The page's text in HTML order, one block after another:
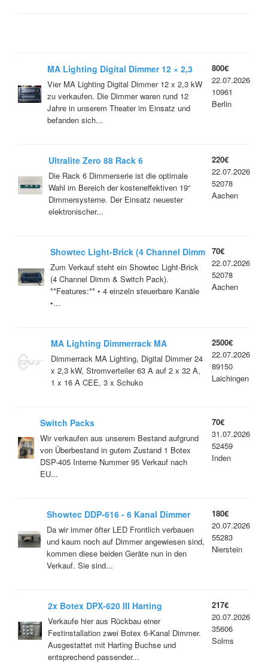
MA Lighting Digital Dimmer 12 × 2,3
kW
Vier MA Lighting Digital Dimmer 12 x 2,3 kW
zu verkaufen. Die Dimmer waren rund 12
Jahre in unserem Theater im Einsatz und
befanden sich...
800€
22.07.2026
10961
Berlin
Ultralite Zero 88 Rack 6
Die Rack 6 Dimmerserie ist die optimale
Wahl im Bereich der kosteneffektiven 19“
Dimmersysteme. Der Einsatz neuester
elektronischer...
220€
22.07.2026
52078
Aachen
Showtec Light-Brick (4 Channel Dimm
& Switch Pack)
Zum Verkauf steht ein Showtec Light-Brick
(4 Channel Dimm & Switch Pack).
**Features:** • 4 einzeln steuerbare Kanäle
•...
70€
22.07.2026
52078
Aachen
MA Lighting Dimmerrack MA
Lighting, Digital Dimmer 24 x 2,3 kW,
Stromverteiler 63 A auf 2 x 32 A, 1 x
16 A CEE, 3 x Schuko
Dimmerrack MA Lighting, Digital Dimmer 24
x 2,3 kW, Stromverteiler 63 A auf 2 x 32 A,
1 x 16 A CEE, 3 x Schuko
2500€
22.07.2026
89150
Laichingen
Switch Packs
Wir verkaufen aus unserem Bestand aufgrund
von Überbestand in gutem Zustand 1 Botex
DSP-405 Interne Nummer 95 Verkauf nach
EU...
70€
31.07.2026
52459
Inden
Showtec DDP-616 - 6 Kanal Dimmer
Da wir immer öfter LED Frontlich verbauen
und kaum noch auf Dimmer angewiesen sind,
kommen diese beiden Geräte nun in den
Verkauf. Sie sind...
180€
20.07.2026
55283
Nierstein
2x Botex DPX-620 III Harting
Verkaufe hier aus Rückbau einer
Festinstallation zwei Botex 6-Kanal Dimmer.
Ausgestattet mit Harting Buchse und
entsprechend passender...
217€
20.07.2026
35606
Solms